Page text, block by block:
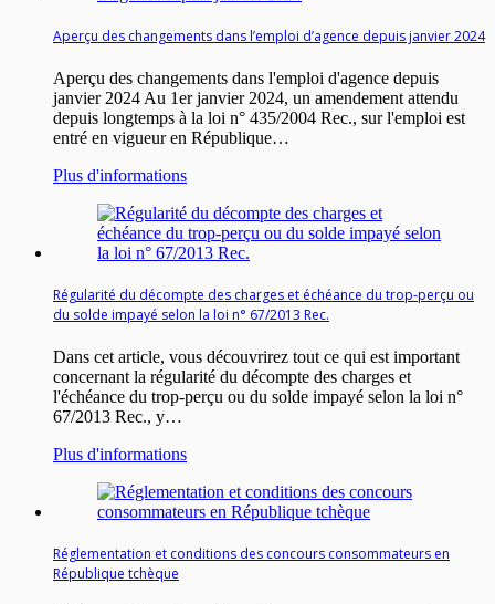
Aperçu des changements dans l’emploi d’agence depuis janvier 2024
Aperçu des changements dans l'emploi d'agence depuis
janvier 2024 Au 1er janvier 2024, un amendement attendu
depuis longtemps à la loi n° 435/2004 Rec., sur l'emploi est
entré en vigueur en République…
Plus d'informations
Régularité du décompte des charges et échéance du trop-perçu ou
du solde impayé selon la loi n° 67/2013 Rec.
Dans cet article, vous découvrirez tout ce qui est important
concernant la régularité du décompte des charges et
l'échéance du trop-perçu ou du solde impayé selon la loi n°
67/2013 Rec., y…
Plus d'informations
Réglementation et conditions des concours consommateurs en
République tchèque